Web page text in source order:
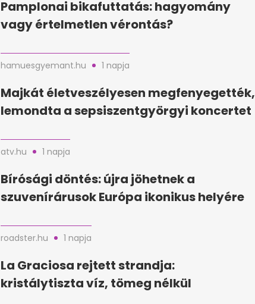
Pamplonai bikafuttatás: hagyomány
vagy értelmetlen vérontás?
hamuesgyemant.hu 1 napja
Majkát életveszélyesen megfenyegették,
lemondta a sepsiszentgyörgyi koncertet
atv.hu 1 napja
Bírósági döntés: újra jöhetnek a
szuvenírárusok Európa ikonikus helyére
roadster.hu 1 napja
La Graciosa rejtett strandja:
kristálytiszta víz, tömeg nélkül